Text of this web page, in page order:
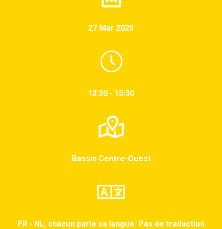
27 Mar 2025
13:30 - 15:30
Bassin Centre-Ouest
FR - NL, chacun parle sa langue. Pas de traduction